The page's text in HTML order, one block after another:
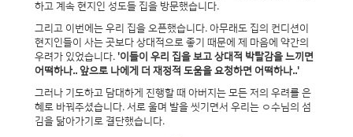
하고 계속 현지인 성도들 집을 방문했습니다.
그리고 이번에는 우리 집을 오픈했습니다. 아무래도 집의 컨디션이
현지인들이 사는 곳보다 상대적으로 좋기 때문에 제 마음에 약간의
우려가 있었습니다. '이들이 우리 집을 보고 상대적 박탈감을 느끼면
어떡하나.. 앞으로 나에게 더 재정적 도움을 요청하면 어떡하나..'
그러나 기도하고 담대하게 진행할 때 아버지는 모든 저의 우려를 은
혜로 바꿔주셨습니다. 서로 울며 발을 씻기면서 우리는 ㅇ수님의 섬
김을 닮아가기로 결단했습니다.